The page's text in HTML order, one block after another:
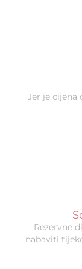
Jer je cijena
Rezervne
nabaviti